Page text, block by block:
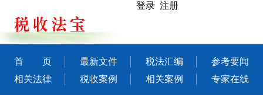
登录 注册
首 页 最新文件 税法汇编
参考要闻
相关法律
税收案例 相关案例 专家在线